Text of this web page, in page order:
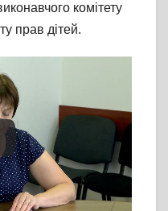
комітету
прав дітей.